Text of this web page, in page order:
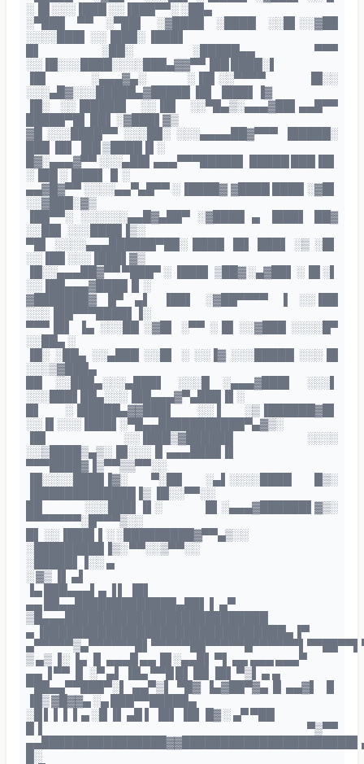
░▐█ ░░░▐███ ░░▐███▀▀░ ░██▄
░▀███ ▀▀ ░▀██▌ ░▓████ ░████ ░░█▌░░▓██
░░░░███▌ ░░▐███░ ▐███▌
█▌ ░██░ ░█████▄▄ ▀▀▀
░░▐█░░░████░░░░███▄▓▓▀▀▐██ ████░▌
▐█▌ ░▄▄▄▓▄░ ░▐█▌░░▀▀▀▀ ▐█░░
░░░▄█▓░░░█████▄▓█████ ▐█▌ ▐███▌▐▓
▐█░ ░░▐█████▌ ░░▐█▌ ░░▀█▄▒░▄▄▄▓██▌▄▄█▀▀
█████▀█▌ ██▌ ░▓███▌▓▒
▓█ ░░░████▀▀ ░░░██░ ░░░▄▄▄▄██▓▀▀▀ ▐█████░
███ ▐█▌ ▐██ ▒████▐▌░
█▓░▄▄▄▓▀▀ ░░░▄██▌▄▄▄▀▀▀█████▌ █████ ███▐█▌
░▐██ ░▐███▌▐▌░
▄▄▓█▓▀▀ ░░░░▄▄▀▄█▀▀ ░▐████▓ ▓████ ████ ░▓█▌
░░▓███░▓▒
▐██▀▀░ ░░░░░░▄▄█▓▄██▀ ░▓████ ▄ ▐███▌ ██▓
░░██▌ ░░░████▐▒░
▀█▌ ░░░░▄▄▄██████▀██░ ████ ▐█▌ ███▌ ░▒ ░█▌
░░▐██ ░░░▐███▌▓▒
▐█░░▄▄▄██▓▀▀ ▀███▀ ░ ▐███▌ ▒██▓ ░▄▓██▌ ░▐█ ░▌
░░▐██▄▄▄▓████▐▌░
▓███████▓ █▀ ▄▌ ▐██▌ ░▓██▀▀▀▀ ▐ ░░▐██
░░░▐██▀▀▀████▌▐░
▀▀▀▐█▌ ▐▄ ░░░██ ░▓█▌ ░▀▀ ░▐█ ░░▓███ ░░░░█▀
░░██▄ ░
▐█░ ░██▄ ░░▄███ ░░█▌ ░ ░░▐▓ ░░░█████ ░░░▐█
░░░▒▓███▄
██ ░░███▄░░░▄███▌ ░░░█ ░▄▄▄▓███▌ ░░░▌
░░░███▌██▄░░░▐██▄▄▄▓▀▄███▐▌░
█▌ ░▐█████▄▓▓███▌ ░░▐ ░▒▐██████▓█▌
░░▐▌░░░▐███▌░▀█▄▄███████████▀▄▓▒░
▐█▌ ░░▐███▒▓██████ ░░░░
░░▒████▒▄▒░▐█░░░▐▌▄▄▄████▐▌
▀▀▀████▓▐▒▀▀▒▒▀▀░░
▐█░░░░████▐▓░ ▀░██ ░▄▌░░░░████ █▒░
▐█████████████▐▒ ▐█░░▀▀░░
██ ░░░███▌▐▌░ █▌░▄▄▄▓██████▌▓▒░
▀▀▀▀▀▀▀░█▀▀▀▒░░
█▌ ░░▐███▌▌░ ░█████████▓▀▀▄▒░░
░█████████▐▒░ ▀▀░░▒▀▀░░
░█████▌▐░░ ▄
░ ▓▒ ▐▌ ▄▌
▐▄ ███▄▄▄▌▄ ▐ ▌ ▐█▌
▄▄ ██▄▄█████████████▄██▌ ▌ ▄▀
▒█▄▄▄██████████████████████████
▄ ▐███████████████████████████████▄▐▀
▒ ▄▒ ▐░ ▐▄ ▐▌ ▄▄▄█ ▄▄▐█ ░▄▄█▌ ▀▌ ▄▄ ▄▄▄ ▄▄▄▀
▄▄ ▐ ▀▀ ▐▌ ░▀ ▄▌ ▐█▄ ▀▀█ █▌ ██ ▐█▌ ▀▒▌ ▄ ▄
▀██▄▄▀▀███▀░▌ ▄▄▀▒▌ ▀█▓ ▐▄▓██▀▓▄ █ ▄▄▓▌ ▐▌
▐█▒ ▓█▓▓▄ ░▄ ███▀▀█████▄
░█ ▌ ▌ ▌ ▌▄ ░█ ▐▌ ▄█ ▌ ▐█▌ ▐█▌ █▓ ░ ▄▀ ▀██
█▐ ▀▒▀▀
█░